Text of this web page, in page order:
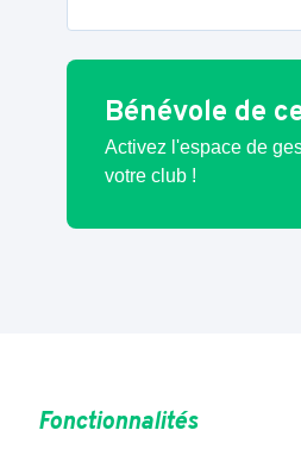
Bénévole de
Activez l'espace de
votre club !
Fonctionnalités